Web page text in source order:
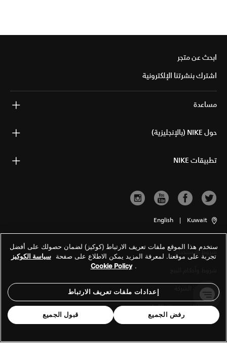
ابحث عن متجر
اشترك بنشرتنا الإلكترونية
مساعدة
حول NIKE (بالإنجليزية)
تطبيقات NIKE
Kuwait
|
English
شروط الاستخدام
معلومات الشركة
سياسة الخصوصية والكوكيز
ستخدم هذا الموقع ملفات تعريف الارتباط (كوكيز) لضمان حصولك على أفضل
تجربة على موقعنا. لمعرفة المزيد يمكن الاطلاع على صفحة سياسة الكوكيز
.
Cookie Policy
إعدادات ملفات تعريف الارتباط
رفض الجميع قبول الجميع